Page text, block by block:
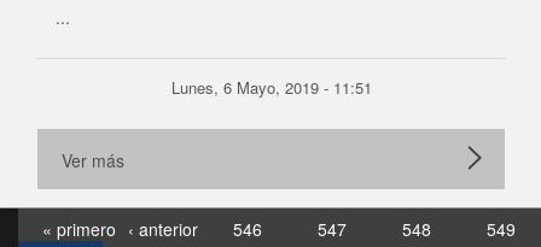
...
Lunes, 6 Mayo, 2019 - 11:51
Ver más
« primero ‹ anterior 546 547 548
549